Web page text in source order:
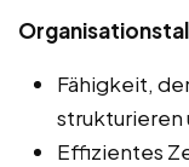
Fähigkeit,
strukturieren
Effizientes